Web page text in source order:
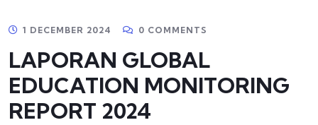
1 DECEMBER 2024 0 COMMENTS
LAPORAN GLOBAL
EDUCATION MONITORING
REPORT 2024